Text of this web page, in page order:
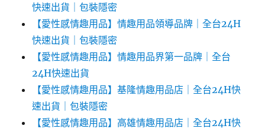
快速出貨｜包裝隱密
【愛性感情趣用品】情趣用品領導品牌｜全台24H
快速出貨｜包裝隱密
【愛性感情趣用品】情趣用品界第一品牌｜全台
24H快速出貨
【愛性感情趣用品】基隆情趣用品店｜全台24H快
速出貨｜包裝隱密
【愛性感情趣用品】高雄情趣用品店｜全台24H快